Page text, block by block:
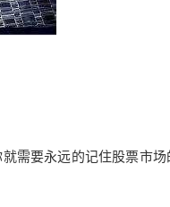
需要永远的记住股票市场